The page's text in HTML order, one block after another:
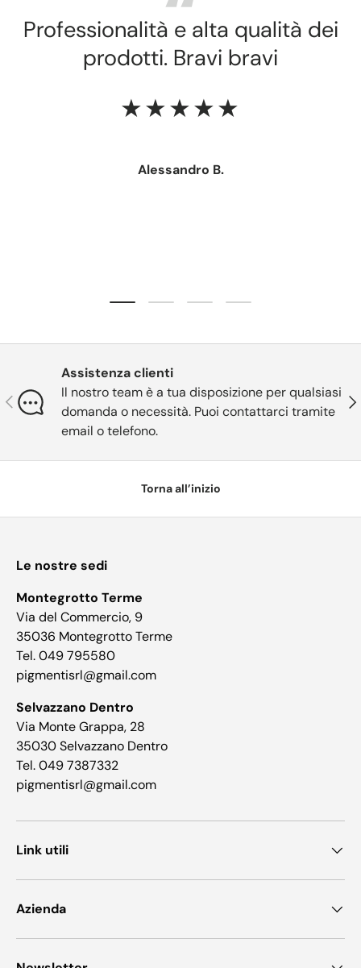
Professionalità e alta qualità dei
prodotti. Bravi bravi
★★★★★
Alessandro B.
Carica slide 1 di 4
Carica slide 2 di 4
Carica slide 3 di 4
Carica slide 4 di 4
Indietro
Assistenza clienti
Il nostro team è a tua disposizione per qualsiasi
domanda o necessità. Puoi contattarci tramite
email o telefono.
Torna all’inizio
Le nostre sedi
Montegrotto Terme
Via del Commercio, 9
35036 Montegrotto Terme
Tel. 049 795580
pigmentisrl@gmail.com
Selvazzano Dentro
Via Monte Grappa, 28
35030 Selvazzano Dentro
Tel. 049 7387332
pigmentisrl@gmail.com
Link utili
Azienda